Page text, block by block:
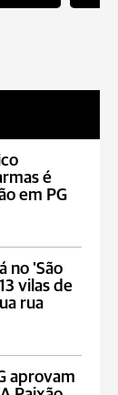
é
em PG
no 'São
vilas de
rua
aprovam